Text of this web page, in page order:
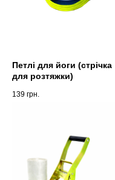
Петлі для йоги (стрічка
для розтяжки)
139 грн.